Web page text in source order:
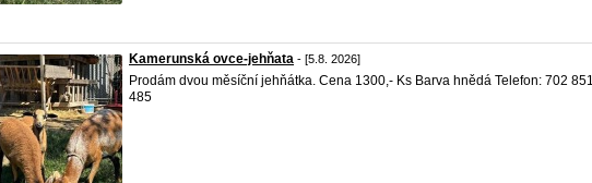
Kamerunská ovce-jehňata - [5.8. 2026]
Prodám dvou měsíční jehňátka. Cena 1300,- Ks Barva hnědá Telefon: 702 851
485